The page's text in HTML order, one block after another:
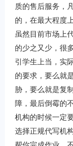
质的售后服务，
的，在最大程度
虽然目前市场上
的少之又少，很
引学生上当，实
的要求，要么就
胁，要么就是复
障，最后倒霉的
机构的时候一定
选择正规代写机